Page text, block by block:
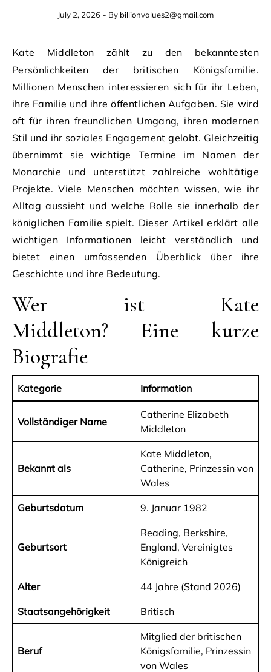
July 2, 2026 - By billionvalues2@gmail.com
Kate Middleton zählt zu den bekanntesten
Persönlichkeiten der britischen Königsfamilie.
Millionen Menschen interessieren sich für ihr Leben,
ihre Familie und ihre öffentlichen Aufgaben. Sie wird
oft für ihren freundlichen Umgang, ihren modernen
Stil und ihr soziales Engagement gelobt. Gleichzeitig
übernimmt sie wichtige Termine im Namen der
Monarchie und unterstützt zahlreiche wohltätige
Projekte. Viele Menschen möchten wissen, wie ihr
Alltag aussieht und welche Rolle sie innerhalb der
königlichen Familie spielt. Dieser Artikel erklärt alle
wichtigen Informationen leicht verständlich und
bietet einen umfassenden Überblick über ihre
Geschichte und ihre Bedeutung.
Wer ist Kate
Middleton? Eine kurze
Biografie
Kategorie Information
Vollständiger Name
Catherine Elizabeth
Middleton
Bekannt als
Kate Middleton,
Catherine, Prinzessin von
Wales
Geburtsdatum 9. Januar 1982
Geburtsort
Reading, Berkshire,
England, Vereinigtes
Königreich
Alter 44 Jahre (Stand 2026)
Staatsangehörigkeit Britisch
Beruf
Mitglied der britischen
Königsfamilie, Prinzessin
von Wales